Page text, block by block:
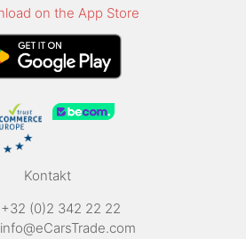
Kontakt
+32 (0)2 342 22 22
info@eCarsTrade.com